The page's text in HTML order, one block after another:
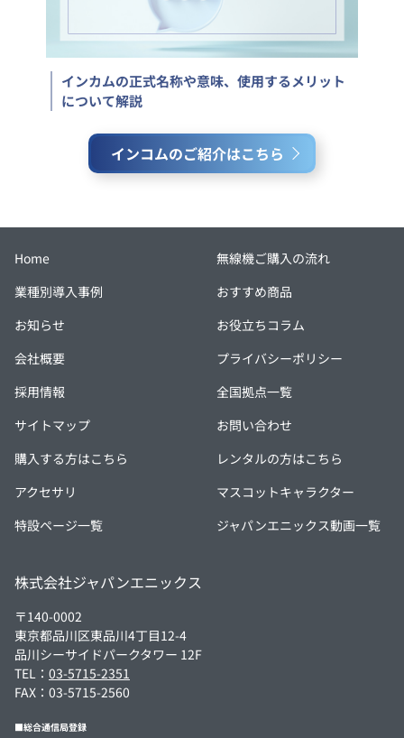
インカムの正式名称や意味、使用するメリット
について解説
インコムのご紹介はこちら
Home
無線機ご購入の流れ
業種別導入事例
おすすめ商品
お知らせ
お役立ちコラム
会社概要
プライバシーポリシー
採用情報
全国拠点一覧
サイトマップ
お問い合わせ
購入する方はこちら
レンタルの方はこちら
アクセサリ
マスコットキャラクター
特設ページ一覧
ジャパンエニックス動画一覧
株式会社ジャパンエニックス
〒140-0002
東京都品川区東品川4丁目12-4
品川シーサイドパークタワー 12F
TEL： 03-5715-2351
FAX：03-5715-2560
■総合通信局登録